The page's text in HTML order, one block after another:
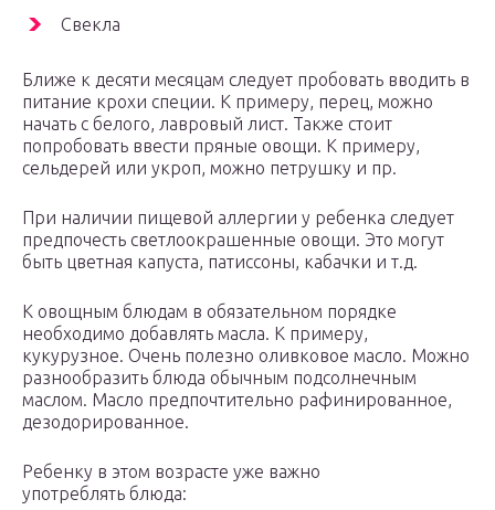
Свекла
Ближе к десяти месяцам следует пробовать вводить в
питание крохи специи. К примеру, перец, можно
начать с белого, лавровый лист. Также стоит
попробовать ввести пряные овощи. К примеру,
сельдерей или укроп, можно петрушку и пр.
При наличии пищевой аллергии у ребенка следует
предпочесть светлоокрашенные овощи. Это могут
быть цветная капуста, патиссоны, кабачки и т.д.
К овощным блюдам в обязательном порядке
необходимо добавлять масла. К примеру,
кукурузное. Очень полезно оливковое масло. Можно
разнообразить блюда обычным подсолнечным
маслом. Масло предпочтительно рафинированное,
дезодорированное.
Ребенку в этом возрасте уже важно
употреблять блюда: